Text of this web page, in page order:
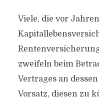
Viele, die vor
zweifeln beim
Vertrages an
Vorsatz, diesen zu